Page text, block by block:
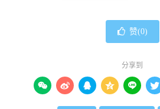
赞(0)
分享到
     